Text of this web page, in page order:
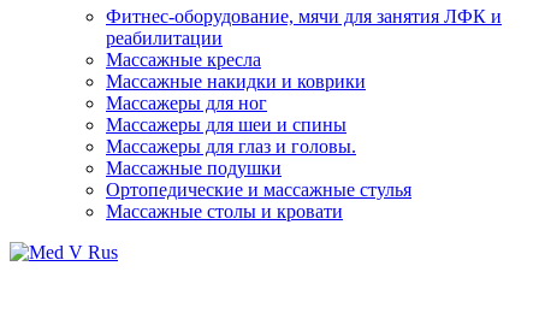
Фитнес-оборудование, мячи для занятия ЛФК и
реабилитации
Массажные кресла
Массажные накидки и коврики
Массажеры для ног
Массажеры для шеи и спины
Массажеры для глаз и головы.
Массажные подушки
Ортопедические и массажные стулья
Массажные столы и кровати